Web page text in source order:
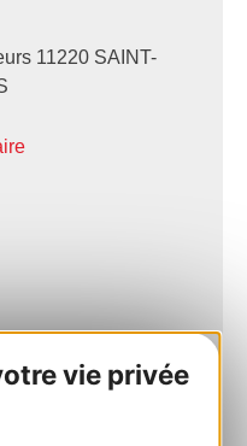
vie privée
11220 SAINT-